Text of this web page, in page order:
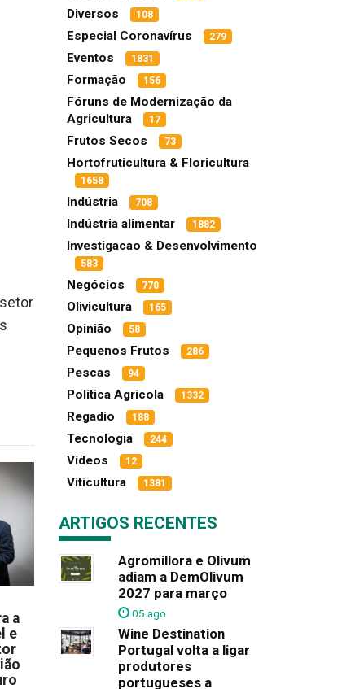
a
e
Diversos 108
Especial Coronavírus 279
Eventos 1831
Formação 156
Fóruns de Modernização da
Agricultura
17
Frutos Secos 73
Hortofruticultura & Floricultura
1658
Indústria 708
Indústria alimentar 1882
Investigacao & Desenvolvimento
583
Negócios 770
Olivicultura 165
Opinião 58
Pequenos Frutos 286
Pescas 94
Política Agrícola 1332
Regadio 188
Tecnologia 244
Vídeos 12
Viticultura 1381
ARTIGOS RECENTES
Agromillora e Olivum
adiam a DemOlivum
2027 para março
05 ago
Wine Destination
Portugal volta a ligar
produtores
portugueses a